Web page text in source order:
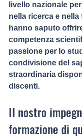
livello nazionale
nella ricerca e
hanno saputo
competenza
passione per lo
condivisione del
straordinaria
discenti.
Il nostro
formazione di